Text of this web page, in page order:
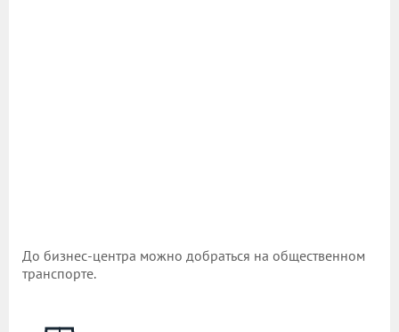
До бизнес-центра можно добраться на общественном
транспорте.